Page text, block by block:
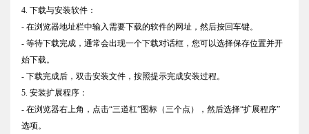
4. 下载与安装软件：
- 在浏览器地址栏中输入需要下载的软件的网址，然后按回车键。
- 等待下载完成，通常会出现一个下载对话框，您可以选择保存位置并开
始下载。
- 下载完成后，双击安装文件，按照提示完成安装过程。
5. 安装扩展程序：
- 在浏览器右上角，点击“三道杠”图标（三个点），然后选择“扩展程序”
选项。